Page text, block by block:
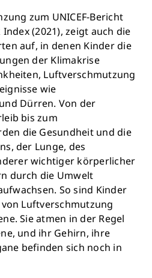
zum UNICEF-Bericht
Index (2021), zeigt auch die
auf, in denen Kinder die
der Klimakrise
Luftverschmutzung
wie
Dürren. Von der
bis zum
die Gesundheit und die
der Lunge, des
wichtiger körperlicher
durch die Umwelt
So sind Kinder
Luftverschmutzung
Sie atmen in der Regel
und ihr Gehirn, ihre
befinden sich noch in